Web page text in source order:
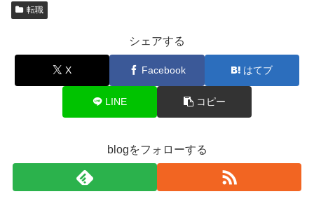
転職
シェアする
X Facebook はてブ
LINE コピー
blogをフォローする